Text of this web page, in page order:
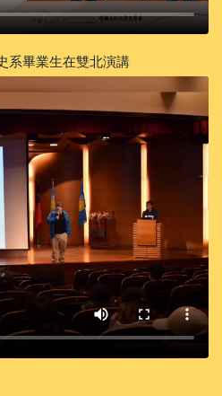
系畢業生在雙北演講